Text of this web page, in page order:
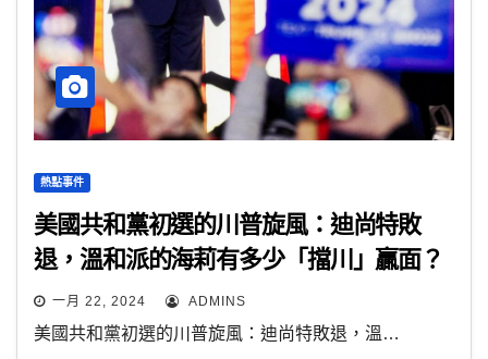
熱點事件
美國共和黨初選的川普旋風：迪尚特敗
退，溫和派的海莉有多少「擋川」贏面？
一月 22, 2024 ADMINS
美國共和黨初選的川普旋風：迪尚特敗退，溫…